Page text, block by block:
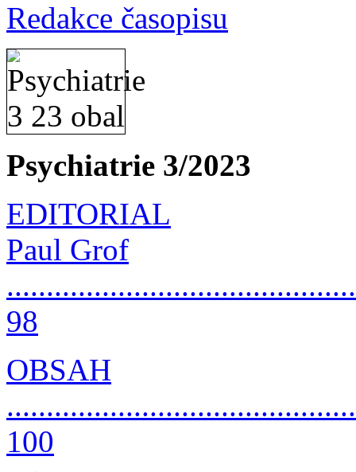
Redakce časopisu
Psychiatrie 3/2023
EDITORIAL
Paul Grof
98
OBSAH
100